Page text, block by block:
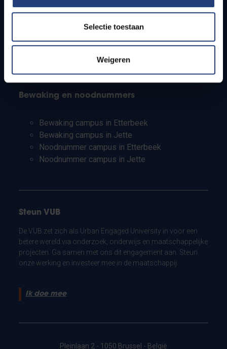
Selectie toestaan
Weigeren
Studenten
PhD-studenten
Leerkrachten en secundaire scholen
Bewaking en noodnummers
Bewaking campus in Etterbeek
Bewaking campus in Jette
Noodnummer campus in Etterbeek
Noodnummer campus in Jette
Steun VUB
De VUB zet zich als Urban Engaged University in voor een
betere wereld via onderzoek, onderwijs en maatschappelijke
projecten. Ga samen met ons dit engagement aan. Steun
onze werking en investeer mee in de maatschappij.
Ik doe mee
Pleinlaan 2 - 1050 Brussel - België